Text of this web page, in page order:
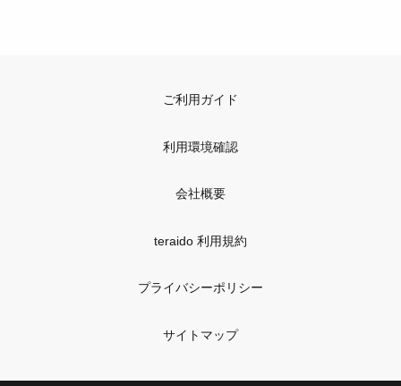
ご利用ガイド
利用環境確認
会社概要
teraido 利用規約
プライバシーポリシー
サイトマップ